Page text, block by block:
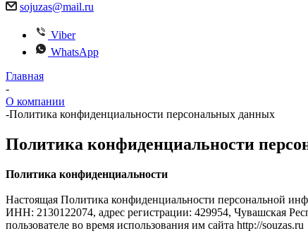
sojuzas@mail.ru
Viber
WhatsApp
Главная
-
О компании
-Политика конфиденциальности персональных данных
Политика конфиденциальности
Политика конфиденциальности
Настоящая Политика конфиденциальности персональной
ИНН: 2130122074, адрес регистрации: 429954, Чувашская
пользователе во время использования им сайта http://souzas.ru